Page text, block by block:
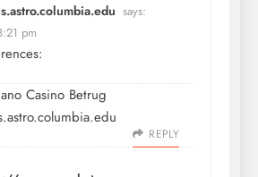
says:
pm
Casino Betrug
REPLY